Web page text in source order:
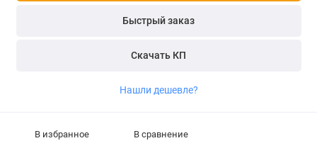
Быстрый заказ
Скачать КП
Нашли дешевле?
В избранное В сравнение